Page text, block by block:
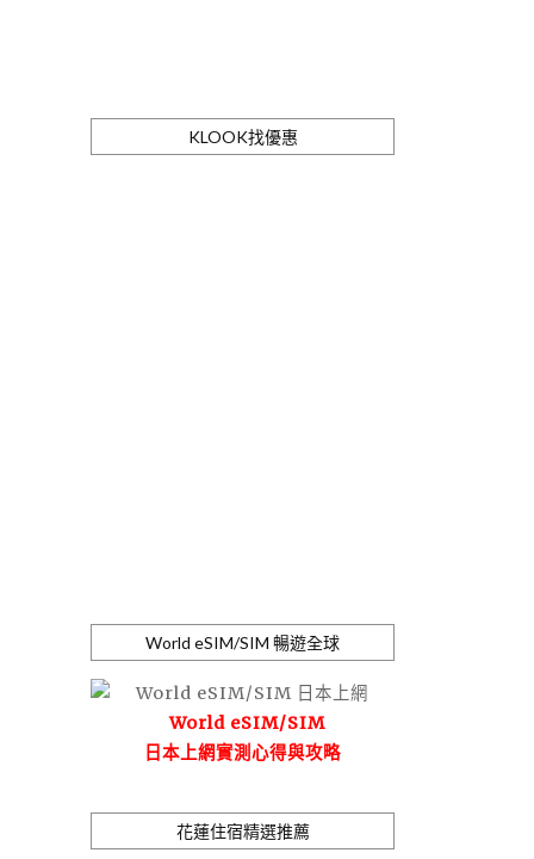
KLOOK找優惠
World eSIM/SIM 暢遊全球
World eSIM/SIM
日本上網實測心得與攻略
花蓮住宿精選推薦